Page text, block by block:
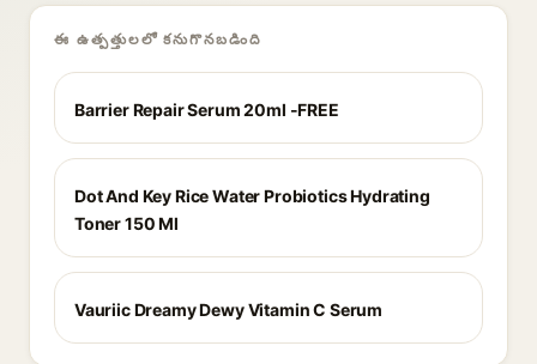
ఈ ఉత్పత్తులలో కనుగొనబడింది
Barrier Repair Serum 20ml -FREE
Dot And Key Rice Water Probiotics Hydrating
Toner 150 Ml
Vauriic Dreamy Dewy Vitamin C Serum